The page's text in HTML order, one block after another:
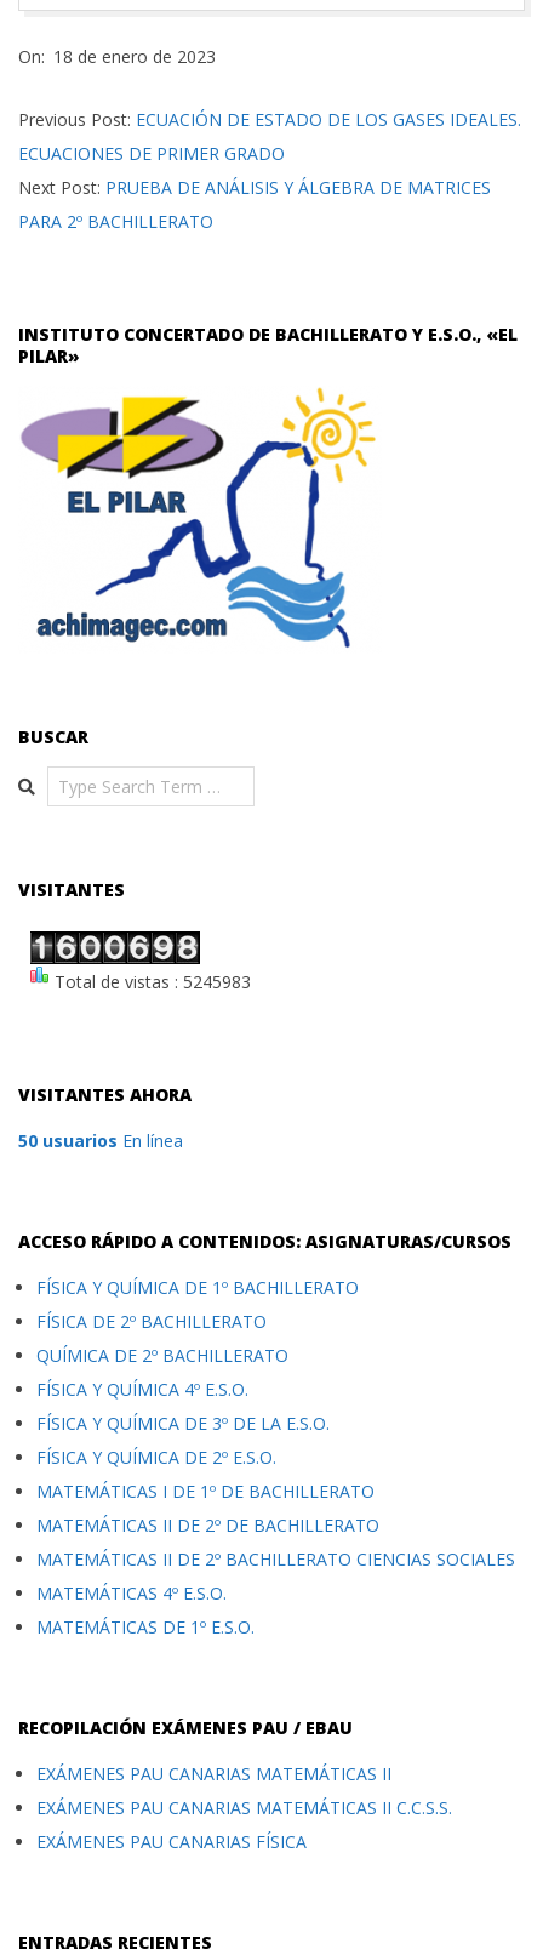
01-
On: 18 de enero de 2023
Previous Post: ECUACIÓN DE ESTADO DE LOS GASES IDEALES.
ECUACIONES DE PRIMER GRADO
Next Post: PRUEBA DE ANÁLISIS Y ÁLGEBRA DE MATRICES
PARA 2º BACHILLERATO
INSTITUTO CONCERTADO DE BACHILLERATO Y E.S.O., «EL
PILAR»
BUSCAR
Search
VISITANTES
Total de vistas : 5245983
VISITANTES AHORA
50 usuarios En línea
ACCESO RÁPIDO A CONTENIDOS: ASIGNATURAS/CURSOS
FÍSICA Y QUÍMICA DE 1º BACHILLERATO
FÍSICA DE 2º BACHILLERATO
QUÍMICA DE 2º BACHILLERATO
FÍSICA Y QUÍMICA 4º E.S.O.
FÍSICA Y QUÍMICA DE 3º DE LA E.S.O.
FÍSICA Y QUÍMICA DE 2º E.S.O.
MATEMÁTICAS I DE 1º DE BACHILLERATO
MATEMÁTICAS II DE 2º DE BACHILLERATO
MATEMÁTICAS II DE 2º BACHILLERATO CIENCIAS SOCIALES
MATEMÁTICAS 4º E.S.O.
MATEMÁTICAS DE 1º E.S.O.
RECOPILACIÓN EXÁMENES PAU / EBAU
EXÁMENES PAU CANARIAS MATEMÁTICAS II
EXÁMENES PAU CANARIAS MATEMÁTICAS II C.C.S.S.
EXÁMENES PAU CANARIAS FÍSICA
ENTRADAS RECIENTES